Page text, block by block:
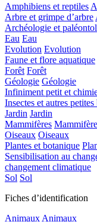
Amphibiens et reptiles
Arbre et grimpe d’arbre
Archéologie et
Eau Eau
Evolution Evolution
Faune et flore aquatique
Forêt Forêt
Géologie Géologie
Infiniment petit et
Insectes et autres petites
Jardin Jardin
Mammifères
Oiseaux Oiseaux
Plantes et botanique
Sensibilisation au
changement climatique
Sol Sol
Fiches d’identification
Animaux Animaux